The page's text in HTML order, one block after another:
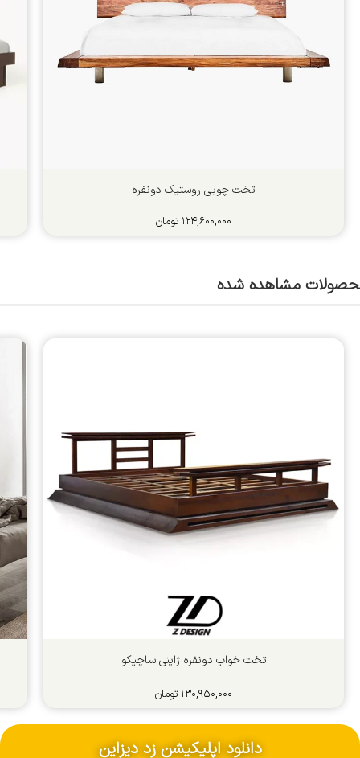
تخت چوبی روستیک دونفره
۱۲۴,۶۰۰,۰۰۰ تومان
مشاهده شده
تخت خواب دونفره ژاپنی ساچیکو
۱۳۰,۹۵۰,۰۰۰ تومان
دانلود اپلیکیشن زد دیزاین